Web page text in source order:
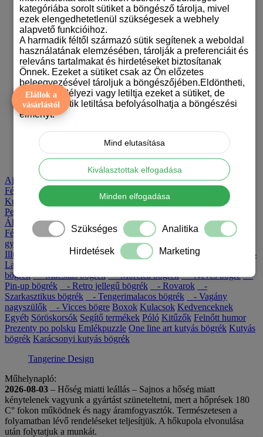
Szálkásszőrű tacskós karácsonyi bögrék
Szamojéd mintás karácsonyi bögrék
Tacskó mintás karácsonyi bögrék
Törpe pincser mintás karácsonyi bögrék
Törpespicc mintás karácsonyi bögrék
Uszkáros karácsonyi bögrék
Vizslás karácsonyi bögrék
Welsh terrier mintás karácsonyi bögrék
Westie mintás karácsonyi bögrék
Yorkshire terrieres karácsonyi bögrék
Mutass mindent Karácsonyi kutyás bögrék
Blog
Bögrék
Designer bögrék
Ajándékok alkalom szerintAnya-lánya póló szett Ékszerek
Fényképes termékek
Kulacsok, palackok
Kulcstartók
Kutyás mágneses mosogatógép Jelölők
Perselyek
Állatos bögrék - Álomfogó mintás bögrék - Designer bögrék
Fényképes bögre
- Focis bögrék
- Gyermekeknek és
gyermeklelkű felnőtteknek
- Halloween mintás bögrék
Illusztrált panoráma bögrék - Indiános bögrék - Klasszikusok
-
Lajháros bögrék
bögrék - Macskás bögrék - Morcica bögrék - Neves bögre -
Pin-up bögrék
- Retro jellegű bögrék - Rovarok
-
Szarkasztikus bögrék
- Tengerimalacos bögrék
- Vagány
nagyszülők
- Vicces bögre Boxok Kulacsok Kedvenceknek
Egyéb Söröskorsók Segítő termékek Póló Kitűzők Felnőtt humor
Prezenty po polsku Emlékpuzzle One line art kutyás bögrék Kutyás
bögrék Karácsonyi kutyás bögrék
Tangerine Design
Műhelynapló:
2026-08-03 – Hőség miatti leállás – Sajnos a hőség miatt
kénytelenek vagyunk a gyártást szüneteltetni, mert a hőprések 180
C° fokon működnek és nagy áramfogyasztók. Természetesen a
folyamatban lévő rendeléseket teljesítjük. A hőkupola elvonulása
után folytatjuk a munkát.
Elállok a
vásárlástól
kategóriába sorolt sütiket a böngésző tárolja, mivel
ezek elengedhetetlenül szükségesek a webhely
alapvető funkcióihoz.
A harmadik féltől származó sütik segítenek a weboldal
használatának elemzésében, tárolják a preferenciáit és
releváns tartalmakat és hirdetéseket biztosítanak
Önnek. Ezeket a sütiket csak az Ön előzetes
beleegyezésével tároljuk a böngészőjében.Eldöntheti,
hogy engedélyezi vagy letiltja ezeket a sütiket, de
bizonyos sütik letiltása befolyásolhatja a böngészési
élményt.
Mind elutasítása
Kiválasztottak elfogadása
Minden elfogadása
Szükséges Analitika
Hirdetések Marketing